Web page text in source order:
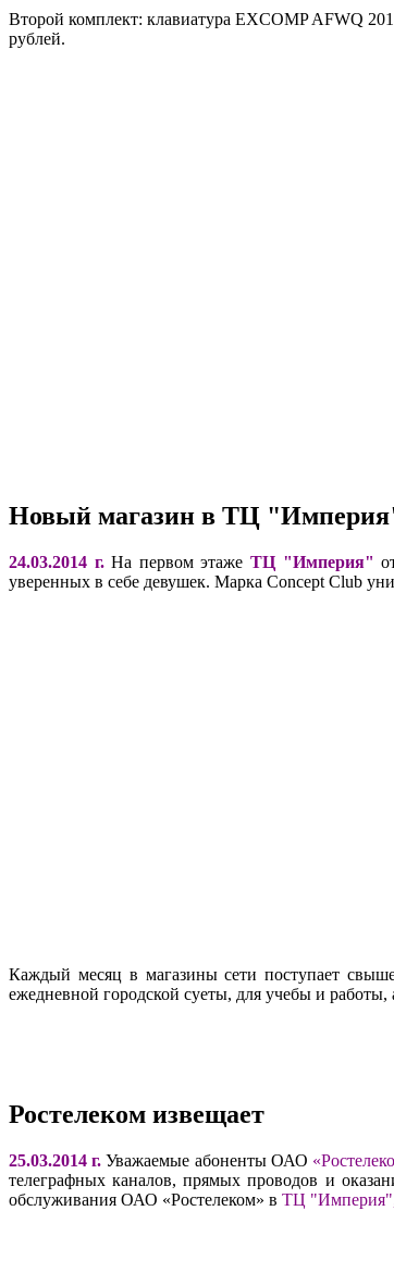
Второй комплект: клавиатура EXCOMP AFWQ
рублей.
Новый магазин в ТЦ
24.03.2014 г.На первом этажеТЦ "Империя"
уверенных в себе девушек. Марка Concept Club
Каждый месяц в магазины сети поступает
ежедневной городской суеты, для учебы и
Ростелеком извещает
25.03.2014 г. Уважаемые абоненты ОАО
телеграфных каналов, прямых проводов и
обслуживания ОАО «Ростелеком» в ТЦ "Империя",